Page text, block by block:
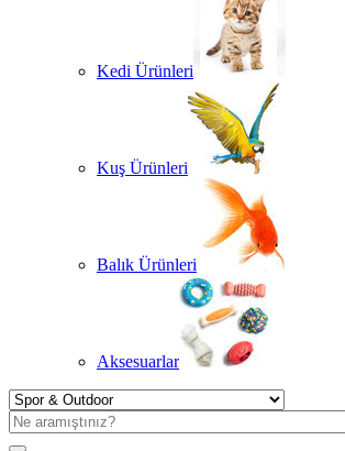
Kedi Ürünleri
Kuş Ürünleri
Balık Ürünleri
Aksesuarlar